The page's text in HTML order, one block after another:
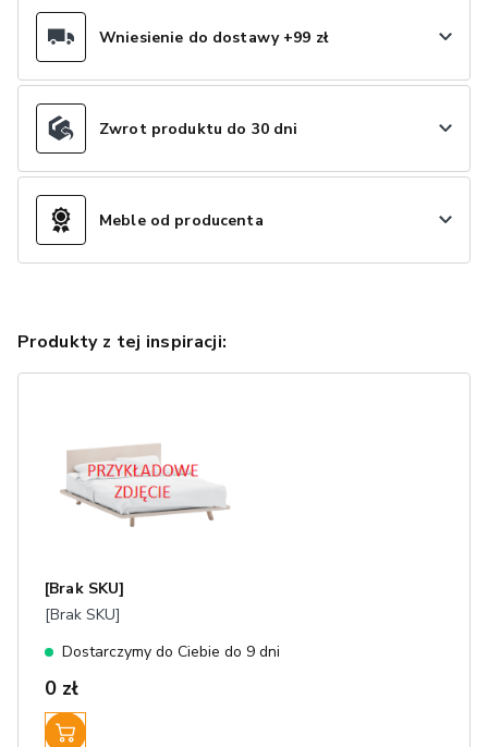
Wniesienie do dostawy +99 zł
Zwrot produktu do 30 dni
Meble od producenta
Produkty z tej inspiracji:
[Brak SKU]
[Brak SKU]
Dostarczymy do Ciebie do 9 dni
0 zł